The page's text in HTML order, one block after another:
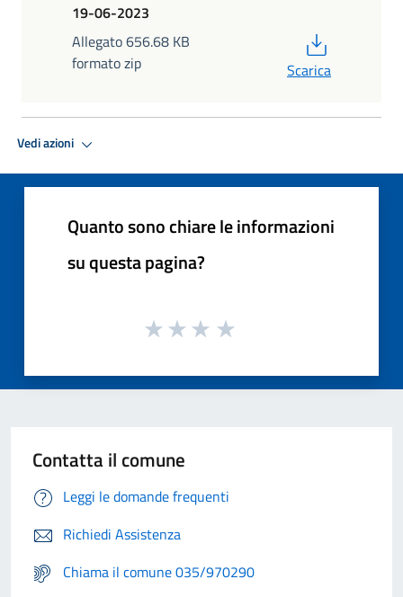
19-06-2023
Allegato 656.68 KB
formato zip
Scarica
Vedi azioni
Quanto sono chiare le informazioni
su questa pagina?
Contatta il comune
Leggi le domande frequenti
Richiedi Assistenza
Chiama il comune 035/970290